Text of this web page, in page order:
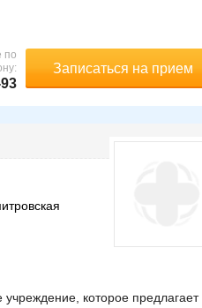
Записаться на прием
по
которое предлагает